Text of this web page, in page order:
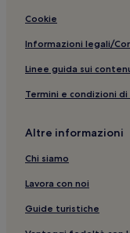
Cookie
Informazioni legali/
Linee guida sui
Termini e condizioni
Altre informazioni
Chi siamo
Lavora con noi
Guide turistiche